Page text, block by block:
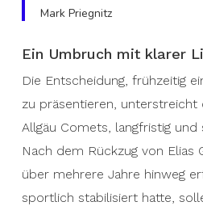
Mark Priegnitz
Ein Umbruch mit klarer
Die Entscheidung, frühzeitig
zu präsentieren, unterstreicht
Allgäu Comets, langfristig und
Nach dem Rückzug von Elias
über mehrere Jahre hinweg
sportlich stabilisiert hatte,